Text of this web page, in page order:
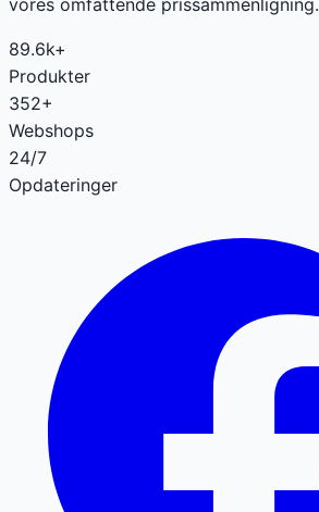
vores omfattende prissammenligning.
89.6k+
Produkter
352+
Webshops
24/7
Opdateringer